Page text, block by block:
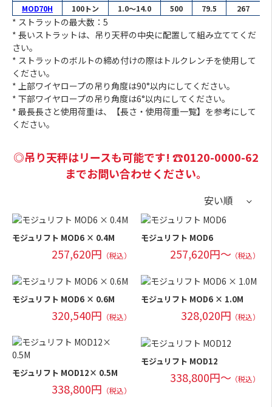
MOD70H
100トン 1.0～14.0 500 79.5 267
* ストラットの最大数：5
* 長いストラットは、吊り天秤の中央に配置して組み立ててくだ
さい。
* ストラットのボルトの締め付けの際はトルクレンチを使用して
ください。
* 上部ワイヤロープの吊り角度は90°以内にしてください。
* 下部ワイヤロープの吊り角度は6°以内にしてください。
* 最長長さと使用荷重は、【長さ・使用荷重一覧】を参考にして
ください。
◎吊り天秤はリースも可能です! ☎︎0120-0000-62
までお問い合わせください。
モジュリフト MOD6 × 0.4M
257,620円 （税込）
モジュリフト MOD6
257,620円～ （税込）
モジュリフト MOD6 × 0.6M
320,540円 （税込）
モジュリフト MOD6 × 1.0M
328,020円 （税込）
モジュリフト MOD12× 0.5M
338,800円 （税込）
モジュリフト MOD12
338,800円～ （税込）